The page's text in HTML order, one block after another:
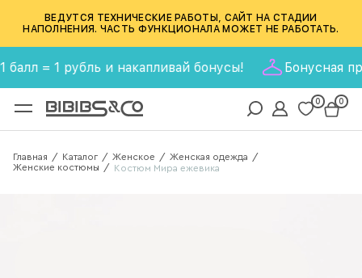
ВЕДУТСЯ ТЕХНИЧЕСКИЕ РАБОТЫ, САЙТ НА СТАДИИ
НАПОЛНЕНИЯ. ЧАСТЬ ФУНКЦИОНАЛА МОЖЕТ НЕ РАБОТАТЬ.
= 1 рубль и накапливай бонусы! Бонусная
0 0
Главная / Каталог / Женское / Женская одежда /
Женские костюмы / Костюм Мира ежевика